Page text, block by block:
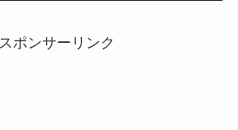
スポンサーリンク